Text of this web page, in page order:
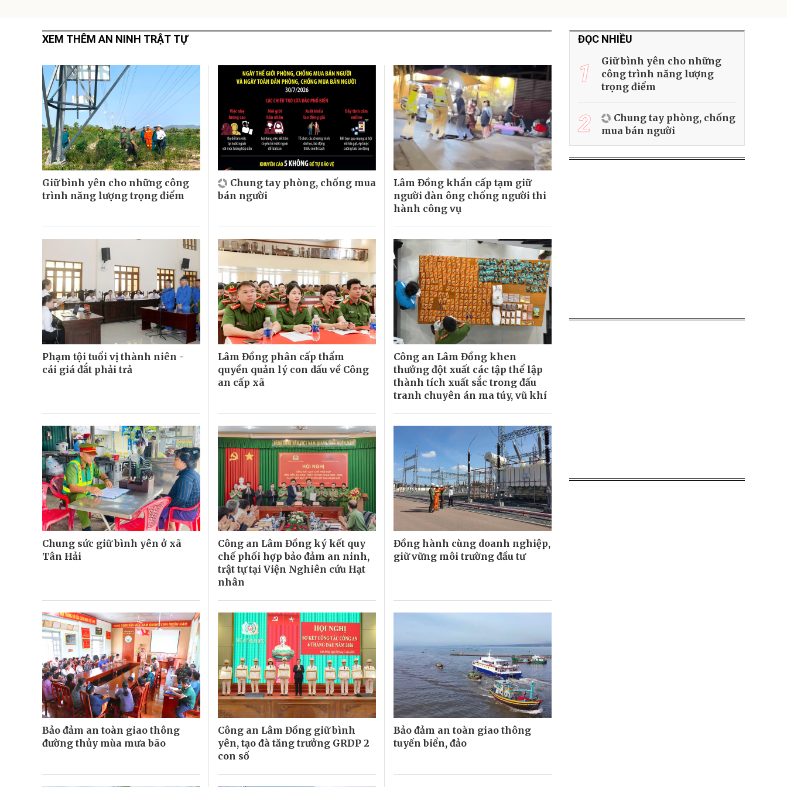
XEM THÊM AN NINH TRẬT TỰ
Giữ bình yên cho những công
trình năng lượng trọng điểm
Chung tay phòng, chống mua
bán người
Lâm Đồng khẩn cấp tạm giữ
người đàn ông chống người thi
hành công vụ
Phạm tội tuổi vị thành niên -
cái giá đắt phải trả
Lâm Đồng phân cấp thẩm
quyền quản lý con dấu về Công
an cấp xã
Công an Lâm Đồng khen
thưởng đột xuất các tập thể lập
thành tích xuất sắc trong đấu
tranh chuyên án ma túy, vũ khí
Chung sức giữ bình yên ở xã
Tân Hải
Công an Lâm Đồng ký kết quy
chế phối hợp bảo đảm an ninh,
trật tự tại Viện Nghiên cứu Hạt
nhân
Đồng hành cùng doanh nghiệp,
giữ vững môi trường đầu tư
Bảo đảm an toàn giao thông
đường thủy mùa mưa bão
Công an Lâm Đồng giữ bình
yên, tạo đà tăng trưởng GRDP 2
con số
Bảo đảm an toàn giao thông
tuyến biển, đảo
ĐỌC NHIỀU
1
Giữ bình yên cho những
công trình năng lượng
trọng điểm
2
Chung tay phòng, chống
mua bán người